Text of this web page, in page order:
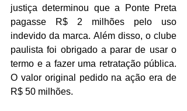
justiça determinou que a Ponte Preta
pagasse R$ 2 milhões pelo uso
indevido da marca. Além disso, o clube
paulista foi obrigado a parar de usar o
termo e a fazer uma retratação pública.
O valor original pedido na ação era de
R$ 50 milhões.